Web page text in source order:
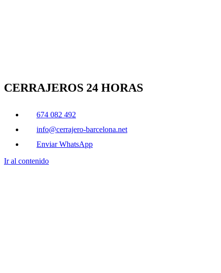
CERRAJEROS 24 HORAS
674 082 492
info@cerrajero-barcelona.net
Enviar WhatsApp
Ir al contenido